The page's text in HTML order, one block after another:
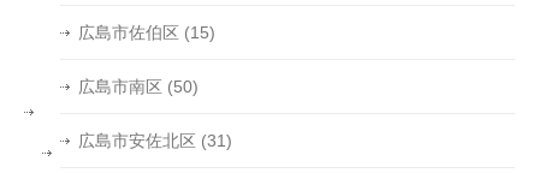
広島市佐伯区 (15)
広島市南区 (50)
広島市安佐北区 (31)